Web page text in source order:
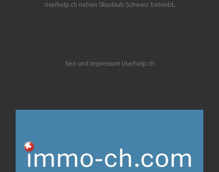
Userhelp.ch neben Skiurlaub Schweiz betreibt.
Seo und Impressum Userhelp.ch